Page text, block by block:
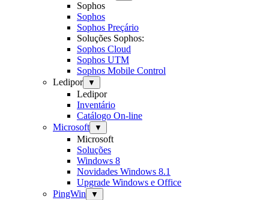
Sophos
Sophos
Sophos Preçário
Soluções Sophos:
Sophos Cloud
Sophos UTM
Sophos Mobile Control
Ledipor
▼
Ledipor
Inventário
Catálogo On-line
Microsoft
▼
Microsoft
Soluções
Windows 8
Novidades Windows 8.1
Upgrade Windows e Office
PingWin
▼